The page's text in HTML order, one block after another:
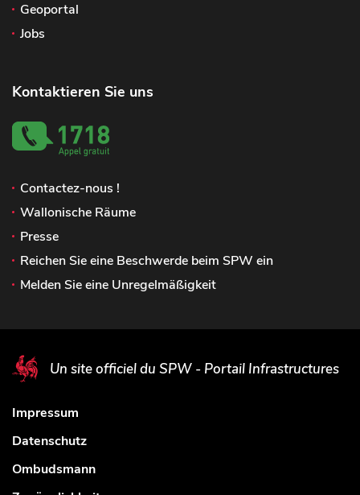
Geoportal
Jobs
Kontaktieren Sie uns
Contactez-nous !
Wallonische Räume
Presse
Reichen Sie eine Beschwerde beim SPW ein
Melden Sie eine Unregelmäßigkeit
Un site officiel du SPW - Portail Infrastructures
Impressum
Datenschutz
Ombudsmann